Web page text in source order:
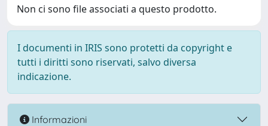
Non ci sono file associati a questo prodotto.
I documenti in IRIS sono protetti da copyright e
tutti i diritti sono riservati, salvo diversa
indicazione.
Informazioni